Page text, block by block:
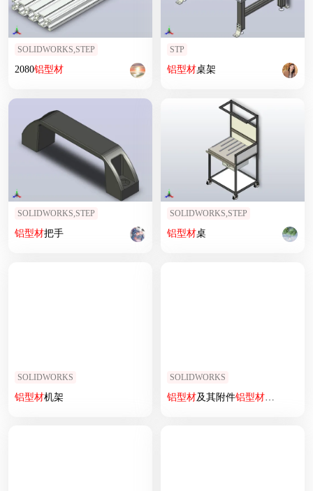
SOLIDWORKS,STEP
2080铝型材
STP
铝型材桌架
SOLIDWORKS,STEP
铝型材把手
SOLIDWORKS,STEP
铝型材桌
SOLIDWORKS
铝型材机架
SOLIDWORKS
铝型材及其附件铝型材及其附件